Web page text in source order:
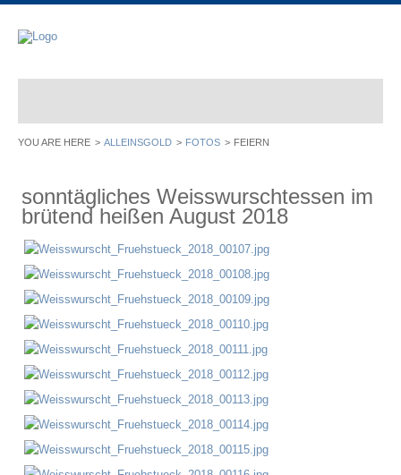
ALLEINSGOLD FOTOS FEIERN
sonntägliches Weisswurschtessen im
brütend heißen August 2018